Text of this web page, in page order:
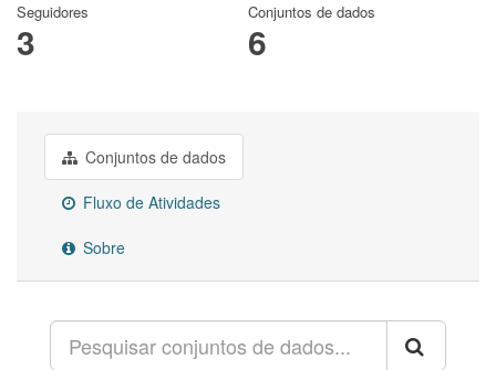
Seguidores
3
Conjuntos de dados
6
Conjuntos de dados
Fluxo de Atividades
Sobre